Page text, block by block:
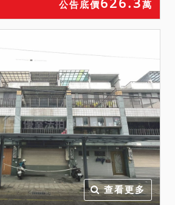
執或聲明異議。
八、本院業將查詢所得資訊
揭露於拍賣公告上，惟鑑於
司法資源有限，且都市計劃
之劃定或是否有辦理徵收及
協議價購等事，可能伴隨社
會經濟情事而迭有異動，應
買人於投標前自應向相關主
管機關查詢有無使用上或取
得上限制之情事，於綜合考
量相關風險後再行投標或應
買，拍定後均不得以此為由
公告底價 萬
查看更多